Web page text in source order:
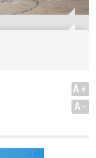
A+
A-